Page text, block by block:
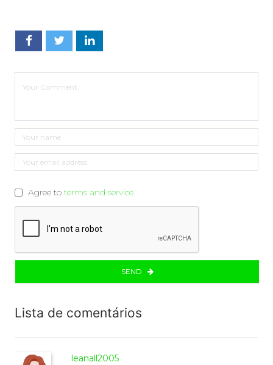
Agree to terms and service
SEND
Lista de comentários
leanall2005